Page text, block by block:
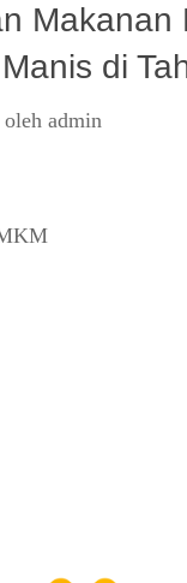
Makanan
di
oleh admin